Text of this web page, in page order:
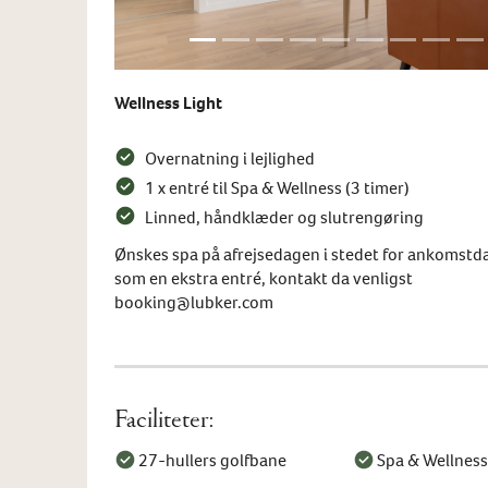
Wellness Light
Overnatning i lejlighed
1 x entré til Spa & Wellness (3 timer)
Linned, håndklæder og slutrengøring
Ønskes spa på afrejsedagen i stedet for
som en ekstra entré, kontakt da venligst
booking@lubker.com
Faciliteter:
27-hullers golfbane
Spa & Wellness